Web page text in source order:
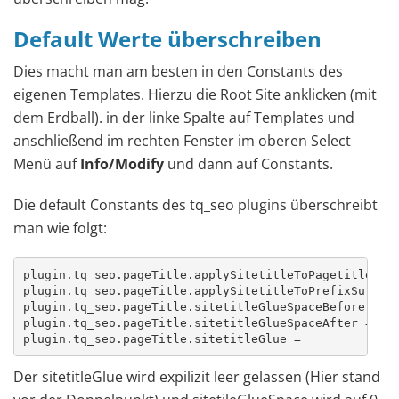
Default Werte überschreiben
Dies macht man am besten in den Constants des
eigenen Templates. Hierzu die Root Site anklicken (mit
dem Erdball). in der linke Spalte auf Templates und
anschließend im rechten Fenster im oberen Select
Menü aufInfo/Modify und dann auf Constants.
Die default Constants des tq_seo plugins überschreibt
man wie folgt:
plugin.tq_seo.pageTitle.applySitetitleToPagetitle =
plugin.tq_seo.pageTitle.applySitetitleToPrefixSuffix
plugin.tq_seo.pageTitle.sitetitleGlueSpaceBefore = 0
plugin.tq_seo.pageTitle.sitetitleGlueSpaceAfter = 0
plugin.tq_seo.pageTitle.sitetitleGlue =
Der sitetitleGlue wird expilizit leer gelassen (Hier stand